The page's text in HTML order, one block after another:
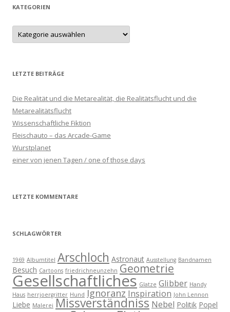
KATEGORIEN
LETZTE BEITRÄGE
Die Realität und die Metarealität, die Realitätsflucht und die
Metarealitätsflucht
Wissenschaftliche Fiktion
Fleischauto – das Arcade-Game
Wurstplanet
einer von jenen Tagen / one of those days
LETZTE KOMMENTARE
SCHLAGWÖRTER
1969 Albumtitel Arschloch Astronaut Ausstellung Bandnamen
Besuch Cartoons friedrichneunzehn Geometrie
Gesellschaftliches Glatze Glibber Handy
Haus herrjoergritter Hund Ignoranz Inspiration John Lennon
Liebe Malerei Missverständniss Nebel Politik Popel